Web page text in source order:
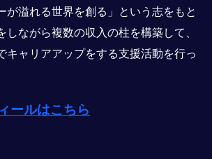
が溢れる世界を創る」という志をもと
しながら複数の収入の柱を構築して、
キャリアアップをする支援活動を行っ
ールはこちら